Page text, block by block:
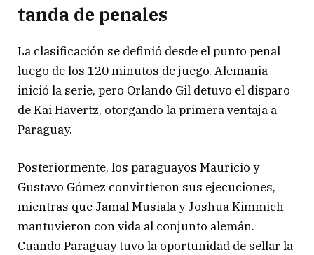
tanda de penales
La clasificación se definió desde el punto penal
luego de los 120 minutos de juego. Alemania
inició la serie, pero Orlando Gil detuvo el disparo
de Kai Havertz, otorgando la primera ventaja a
Paraguay.
Posteriormente, los paraguayos Mauricio y
Gustavo Gómez convirtieron sus ejecuciones,
mientras que Jamal Musiala y Joshua Kimmich
mantuvieron con vida al conjunto alemán.
Cuando Paraguay tuvo la oportunidad de sellar la